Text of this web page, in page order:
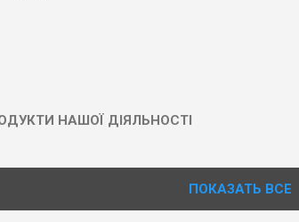
НАШОЇ ДІЯЛЬНОСТІ
ПОКАЗАТЬ ВСЕ